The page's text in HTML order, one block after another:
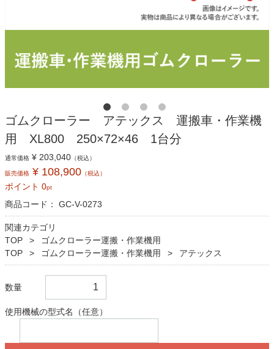
ゴムクローラー アテックス 運搬車・作業機
用 XL800 250×72×46 1台分
通常価格 ¥ 203,040 （税込）
販売価格 ¥ 108,900 （税込）
ポイント 0pt
商品コード： GC-V-0273
関連カテゴリ
TOP
ゴムクローラー運搬・作業機用
TOP
ゴムクローラー運搬・作業機用 アテックス
数量
使用機械の型式名（任意）